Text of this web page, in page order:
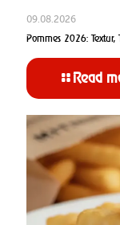
09.08.2026
Pommes 2026:
Read